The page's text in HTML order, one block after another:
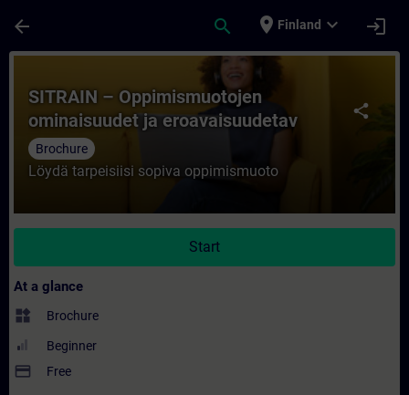
arrow_back search place Finland expand_more login
Course - SITRAIN – Oppimismuotojen
share
SITRAIN – Oppimismuotojen
ominaisuudet ja eroavaisuudetav
Brochure
Löydä tarpeisiisi sopiva oppimismuoto
Start
At a glance
widgets Brochure
Beginner
payment Free